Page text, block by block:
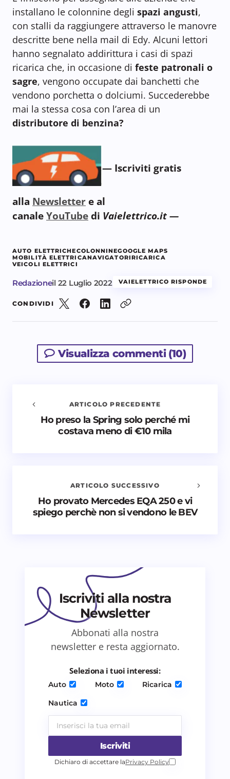
installano le colonnine degli spazi angusti,
con stalli da raggiungere attraverso le manovre
descritte bene nella mail di Edy. Alcuni lettori
hanno segnalato addirittura i casi di spazi
ricarica che, in occasione di feste patronali o
sagre, vengono occupate dai banchetti che
vendono porchetta o dolciumi. Succederebbe
mai la stessa cosa con l’area di un
distributore di benzina?
— Iscriviti gratis
alla Newsletter e al
canale YouTube di Vaielettrico.it —
AUTO ELETTRICHECOLONNINEGOOGLE MAPS
MOBILITÀ ELETTRICANAVIGATORIRICARICA
VEICOLI ELETTRICI
Redazioneil 22 Luglio 2022 VAIELETTRICO RISPONDE
CONDIVIDI
Visualizza commenti (10)
Salva il mio nome e email in questo browser
per il prossimo commento.
Avvisami quando vengono aggiunti nuovi
commenti
Invia commento
ARTICOLO PRECEDENTE
Ho preso la Spring solo perché mi
costava meno di €10 mila
ARTICOLO SUCCESSIVO
Ho provato Mercedes EQA 250 e vi
spiego perchè non si vendono le BEV
Iscriviti alla nostra
Newsletter
Abbonati alla nostra
newsletter e resta aggiornato.
Seleziona i tuoi interessi:
Auto Moto
Ricarica
Nautica
Iscriviti
Dichiaro di accettare laPrivacy Policy